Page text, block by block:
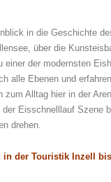
in die Geschichte
über die
einer der modernsten
alle Ebenen und
zum Alltag hier in der
Eisschnelllauf Szene
drehen.
in der Touristik Inzell